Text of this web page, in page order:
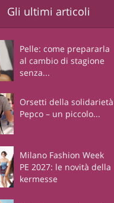
Gli ultimi articoli
Pelle: come prepararla
al cambio di stagione
senza...
Orsetti della solidarietà
Pepco – un piccolo...
Milano Fashion Week
PE 2027: le novità della
kermesse